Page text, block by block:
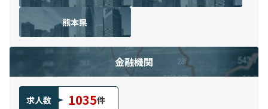
熊本県
金融機関
求人数 1035件